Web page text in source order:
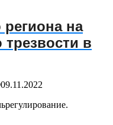
на
в
09.11.2022